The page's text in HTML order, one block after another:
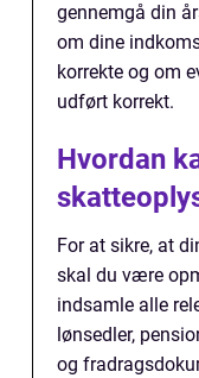
gennemgå din
om dine
korrekte og om
udført korrekt.
Hvordan
For at sikre, at
skal du være
indsamle alle
lønsedler,
og